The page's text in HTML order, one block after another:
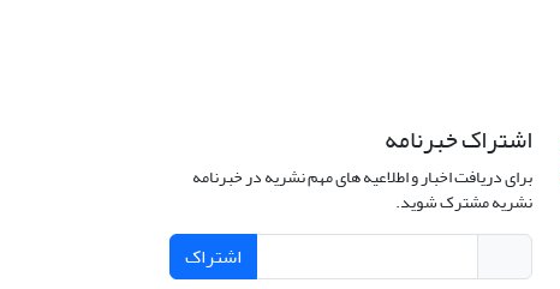
اشتراک خبرنامه
برای دریافت اخبار و اطلاعیه های مهم نشریه در خبرنامه
نشریه مشترک شوید.
اشتراک